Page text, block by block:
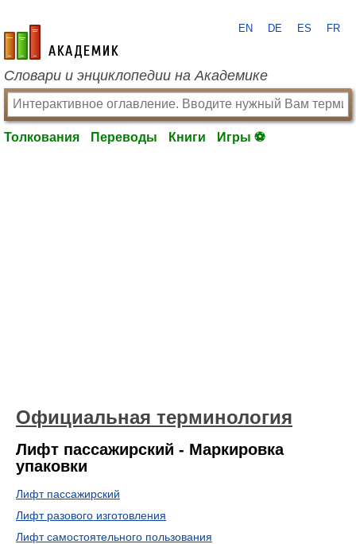
academic.ru
EN DE ES FR
Словари и энциклопедии на Академике
Толкования Переводы Книги Игры ⚽
Официальная терминология
Лифт пассажирский - Маркировка
упаковки
Лифт пассажирский
Лифт разового изготовления
Лифт самостоятельного пользования